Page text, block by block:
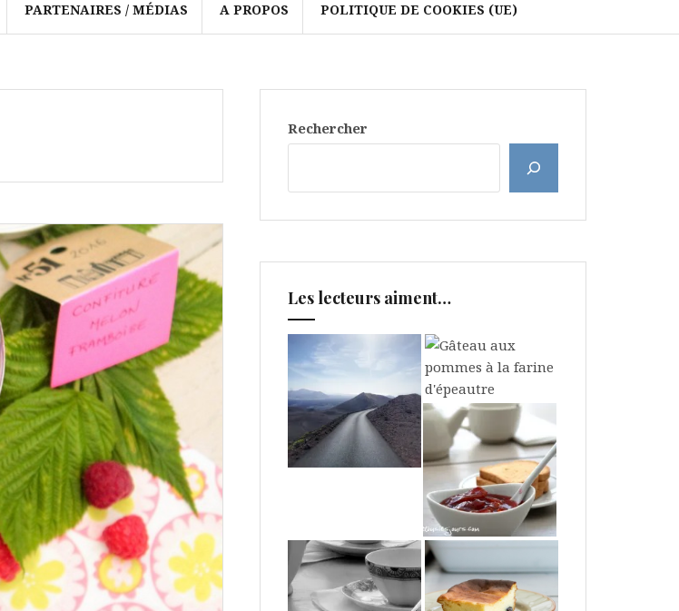
PARTENAIRES / MÉDIAS A PROPOS POLITIQUE DE COOKIES (UE)
Rechercher
Les lecteurs aiment…